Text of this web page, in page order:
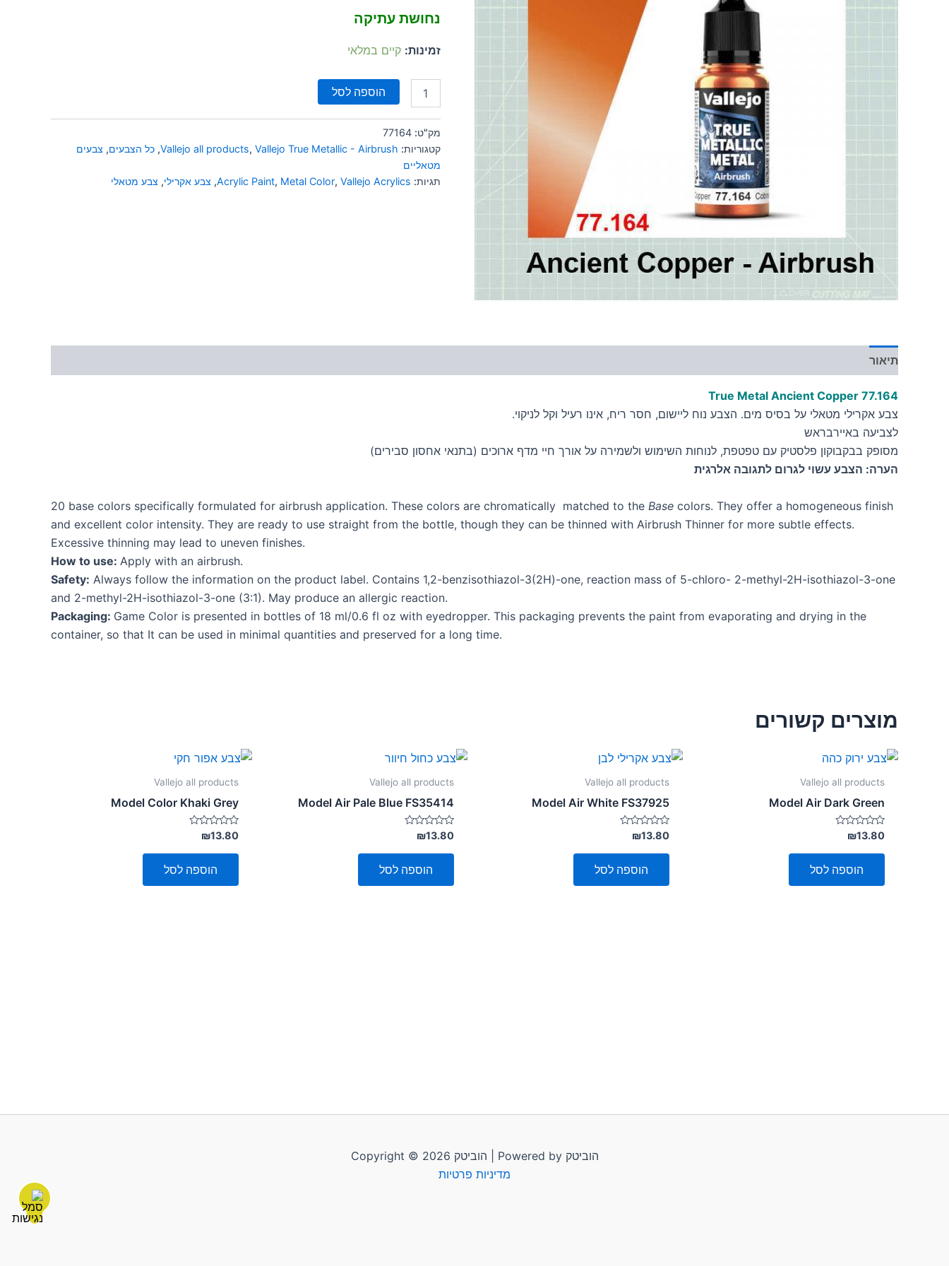
נחושת עתיקה
זמינות: קיים במלאי
הוספה לסל
מק"ט: 77164
קטגוריות:
Vallejo all products, Vallejo True Metallic - Airbrush
, כל הצבעים, צבעים
מטאליים
תגיות:
Acrylic Paint, Metal Color, Vallejo Acrylics
, צבע אקרילי, צבע מטאלי
תיאור
True Metal Ancient Copper 77.164
צבע אקרילי מטאלי על בסיס מים. הצבע נוח ליישום, חסר ריח, אינו רעיל וקל לניקוי.
לצביעה באיירבראש
מסופק בבקבוקון פלסטיק עם טפטפת, לנוחות השימוש ולשמירה על אורך חיי מדף ארוכים (בתנאי אחסון סבירים)
הערה: הצבע עשוי לגרום לתגובה אלרגית
20 base colors specifically formulated for airbrush application. These colors are chromatically matched to the Base colors. They offer a homogeneous finish
and excellent color intensity. They are ready to use straight from the bottle, though they can be thinned with Airbrush Thinner for more subtle effects.
Excessive thinning may lead to uneven finishes.
How to use: Apply with an airbrush.
Safety: Always follow the information on the product label. Contains 1,2-benzisothiazol-3(2H)-one, reaction mass of 5-chloro- 2-methyl-2H-isothiazol-3-one
and 2-methyl-2H-isothiazol-3-one (3:1). May produce an allergic reaction.
Packaging: Game Color is presented in bottles of 18 ml/0.6 fl oz with eyedropper. This packaging prevents the paint from evaporating and drying in the
container, so that It can be used in minimal quantities and preserved for a long time.
מוצרים קשורים
Vallejo all products
Model Air Dark Green
דורג
0
מתוך
₪13.80
הוספה לסל
Vallejo all products
Model Air White FS37925
דורג
0
מתוך
₪13.80
הוספה לסל
Vallejo all products
Model Air Pale Blue FS35414
דורג
0
מתוך
₪13.80
הוספה לסל
Vallejo all products
Model Color Khaki Grey
דורג
0
מתוך
₪13.80
הוספה לסל
Copyright © 2026 הוביטק | Powered by הוביטק
מדיניות פרטיות